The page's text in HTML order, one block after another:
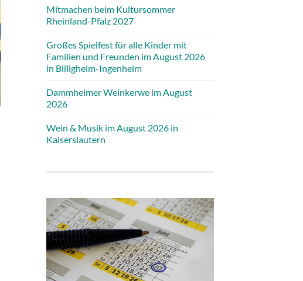
Mitmachen beim Kultursommer
Rheinland-Pfalz 2027
Großes Spielfest für alle Kinder mit
Familien und Freunden im August 2026
in Billigheim-Ingenheim
Dammheimer Weinkerwe im August
2026
Wein & Musik im August 2026 in
Kaiserslautern